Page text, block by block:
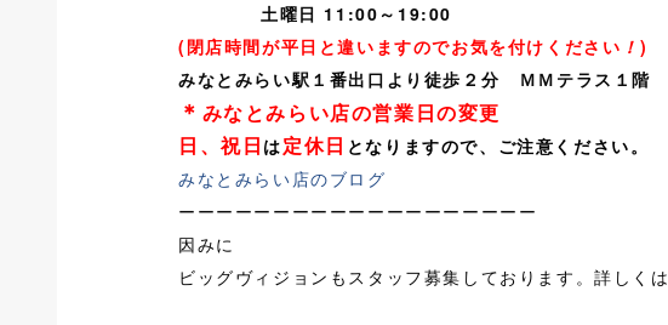
土曜日 11:00～19:00
(閉店時間が平日と違いますのでお気を付けください ！)
みなとみらい駅１番出口より徒歩２分 ＭＭテラス１階
＊ みなとみらい店の営業日の変更
日、祝日 は定休日 となりますので、ご注意ください。
みなとみらい店のブログ
ーーーーーーーーーーーーーーーーーーー
因みに
ビッグヴィジョンもスタッフ募集しております。詳しくは